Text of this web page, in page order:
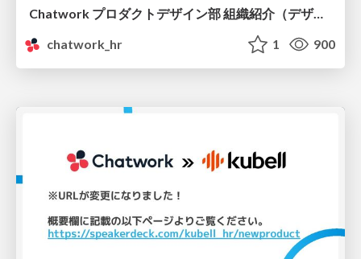
Chatwork プロダクトデザイン部 組織紹介（デザイナー向け）
chatwork_hr
1 900